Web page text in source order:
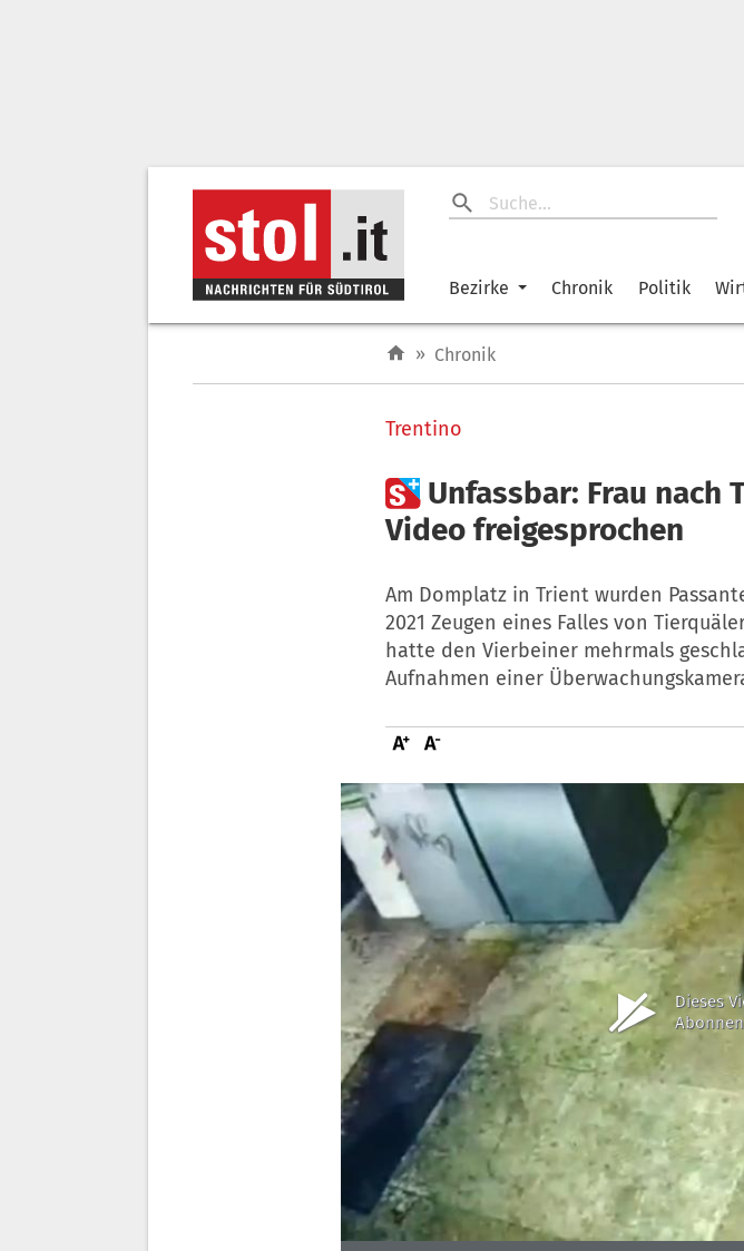
Bezirke Chronik Politik
» Chronik
Trentino
 Unfassbar: Frau
Video freigesprochen
Am Domplatz in Trient wurden
2021 Zeugen eines Falles von
hatte den Vierbeiner mehrmals
Aufnahmen einer
Dieses